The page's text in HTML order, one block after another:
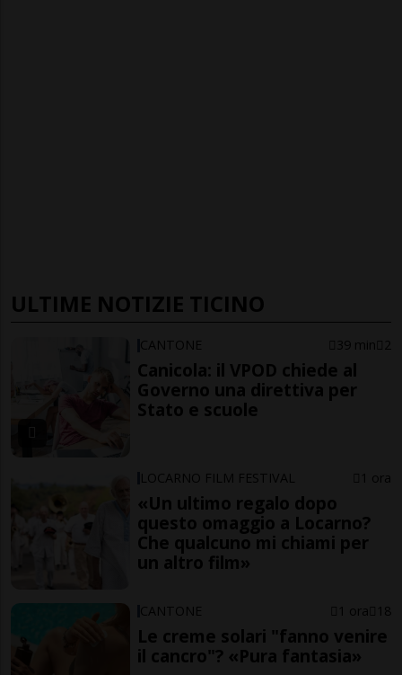
ULTIME NOTIZIE TICINO
CANTONE 39 min 2
Canicola: il VPOD chiede al
Governo una direttiva per
Stato e scuole
LOCARNO FILM FESTIVAL 1 ora
«Un ultimo regalo dopo
questo omaggio a Locarno?
Che qualcuno mi chiami per
un altro film»
CANTONE 1 ora 18
Le creme solari "fanno venire
il cancro"? «Pura fantasia»